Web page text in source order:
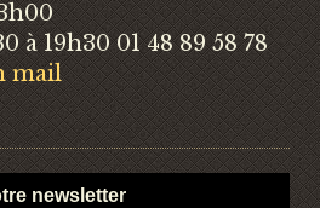
à 19h30 01 48 89 58 78
mail
newsletter